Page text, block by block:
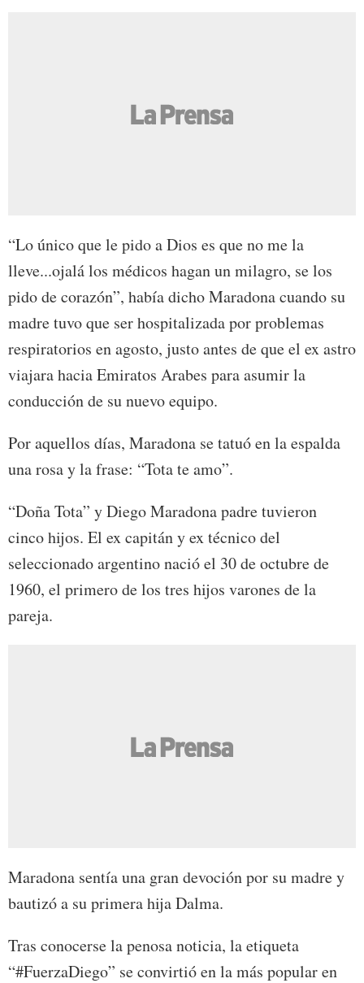
“Lo único que le pido a Dios es que no me la
lleve...ojalá los médicos hagan un milagro, se los
pido de corazón”, había dicho Maradona cuando su
madre tuvo que ser hospitalizada por problemas
respiratorios en agosto, justo antes de que el ex astro
viajara hacia Emiratos Arabes para asumir la
conducción de su nuevo equipo.
Por aquellos días, Maradona se tatuó en la espalda
una rosa y la frase: “Tota te amo”.
“Doña Tota” y Diego Maradona padre tuvieron
cinco hijos. El ex capitán y ex técnico del
seleccionado argentino nació el 30 de octubre de
1960, el primero de los tres hijos varones de la
pareja.
Maradona sentía una gran devoción por su madre y
bautizó a su primera hija Dalma.
Tras conocerse la penosa noticia, la etiqueta
“#FuerzaDiego” se convirtió en la más popular en